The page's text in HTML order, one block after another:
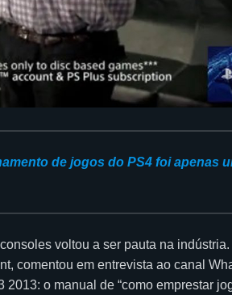
de jogos do PS4 foi apenas
voltou a ser pauta na
comentou em entrevista ao canal
o manual de “como emprestar